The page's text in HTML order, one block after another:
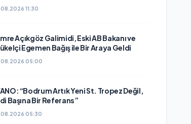
11:30
Açıkgöz Galimidi, Eski AB Bakanı ve
Egemen Bağış ile Bir Araya Geldi
05:00
“Bodrum Artık Yeni St. Tropez Değil,
Başına Bir Referans”
05:30